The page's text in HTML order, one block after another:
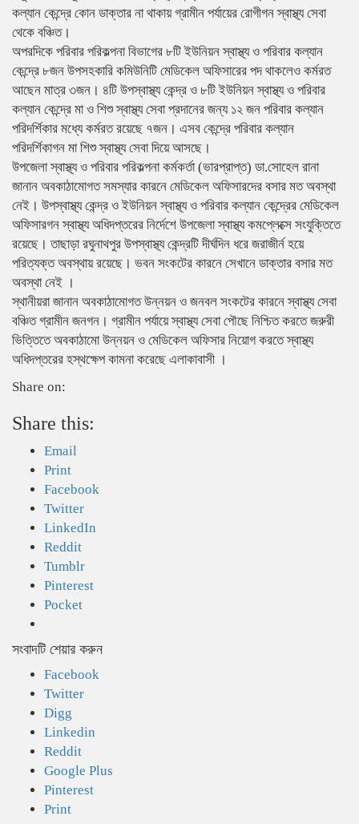
কল্যান কেন্দ্রে কোন ডাক্তার না থাকায় গ্রামীন পর্যায়ের রোগীগন স্বাস্থ্য সেবা
থেকে বঞ্চিত।
অপরদিকে পরিবার পরিকল্পনা বিভাগের ৮টি ইউনিয়ন স্বাস্থ্য ও পরিবার কল্যান
কেন্দ্রে ৮জন উপসহকারি কমিউনিটি মেডিকেল অফিসারের পদ থাকলেও কর্মরত
আছেন মাত্র ৩জন। ৪টি উপস্বাস্থ্য কেন্দ্র ও ৮টি ইউনিয়ন স্বাস্থ্য ও পরিবার
কল্যান কেন্দ্রে মা ও শিশু স্বাস্থ্য সেবা প্রদানের জন্য ১২ জন পরিবার কল্যান
পরিদর্শিকার মধ্যে কর্মরত রয়েছে ৭জন। এসব কেন্দ্রে পরিবার কল্যান
পরিদর্শিকাগন মা শিশু স্বাস্থ্য সেবা দিয়ে আসছে।
উপজেলা স্বাস্থ্য ও পরিবার পরিকল্পনা কর্মকর্তা (ভারপ্রাপ্ত) ডা.সোহেল রানা
জানান অবকাঠামোগত সমস্যার কারনে মেডিকেল অফিসারদের বসার মত অবস্থা
নেই। উপস্বাস্থ্য কেন্দ্র ও ইউনিয়ন স্বাস্থ্য ও পরিবার কল্যান কেন্দ্রের মেডিকেল
অফিসারগন স্বাস্থ্য অধিদপ্তরের নির্দেশে উপজেলা স্বাস্থ্য কমপ্লেক্সে সংযুক্তিতে
রয়েছে। তাছাড়া রঘুনাথপুর উপস্বাস্থ্য কেন্দ্রটি দীর্ঘদিন ধরে জরাজীর্ন হয়ে
পরিত্যক্ত অবস্থায় রয়েছে। ভবন সংকটের কারনে সেখানে ডাক্তার বসার মত
অবস্থা নেই ।
স্থানীয়রা জানান অবকাঠামোগত উন্নয়ন ও জনবল সংকটের কারনে স্বাস্থ্য সেবা
বঞ্চিত গ্রামীন জনগন। গ্রামীন পর্যায়ে স্বাস্থ্য সেবা পৌছে নিশ্চিত করতে জরুরী
ভিত্তিতে অবকাঠামো উন্নয়ন ও মেডিকেল অফিসার নিয়োগ করতে স্বাস্থ্য
অধিদপ্তরের হস্থক্ষেপ কামনা করেছে এলাকাবাসী ।
Share on:
Share this:
Email
Print
Facebook
Twitter
LinkedIn
Reddit
Tumblr
Pinterest
Pocket
সংবাদটি শেয়ার করুন
Facebook
Twitter
Digg
Linkedin
Reddit
Google Plus
Pinterest
Print